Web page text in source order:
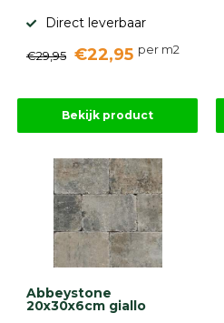
Stapelblokken
Grind
Tuinaarde
Halfverharding
Afwatering
Beplantings
betonelementen
Aanbiedingen
Compleet
Direct leverbaar
€29,95 €22,95 per m2
Bekijk product
Abbeystone
20x30x6cm giallo